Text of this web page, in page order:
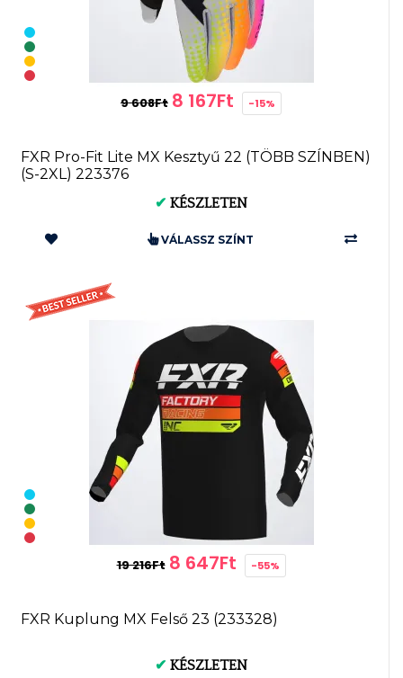
9 608Ft 8 167Ft -15%
FXR Pro-Fit Lite MX Kesztyű 22 (TÖBB SZÍNBEN)
(S-2XL) 223376
✔ KÉSZLETEN
VÁLASSZ SZÍNT
19 216Ft 8 647Ft -55%
FXR Kuplung MX Felső 23 (233328)
✔ KÉSZLETEN